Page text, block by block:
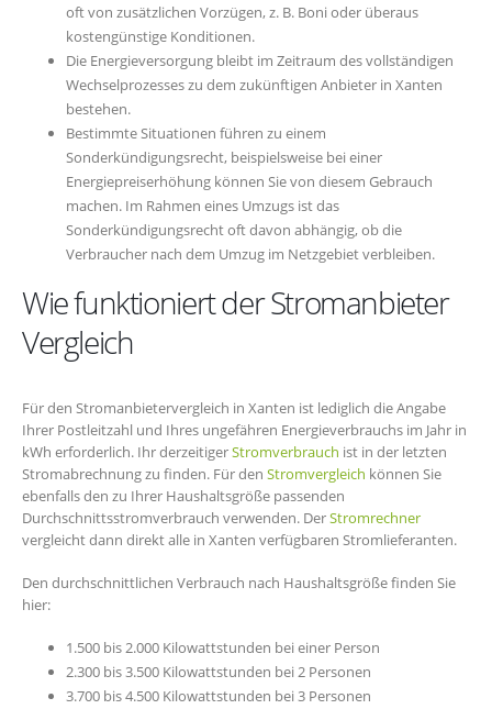
oft von zusätzlichen Vorzügen, z. B. Boni oder überaus
kostengünstige Konditionen.
Die Energieversorgung bleibt im Zeitraum des vollständigen
Wechselprozesses zu dem zukünftigen Anbieter in Xanten
bestehen.
Bestimmte Situationen führen zu einem
Sonderkündigungsrecht, beispielsweise bei einer
Energiepreiserhöhung können Sie von diesem Gebrauch
machen. Im Rahmen eines Umzugs ist das
Sonderkündigungsrecht oft davon abhängig, ob die
Verbraucher nach dem Umzug im Netzgebiet verbleiben.
Wie funktioniert der Stromanbieter
Vergleich
Für den Stromanbietervergleich in Xanten ist lediglich die Angabe
Ihrer Postleitzahl und Ihres ungefähren Energieverbrauchs im Jahr in
kWh erforderlich. Ihr derzeitigerStromverbrauch ist in der letzten
Stromabrechnung zu finden. Für den Stromvergleich können Sie
ebenfalls den zu Ihrer Haushaltsgröße passenden
Durchschnittsstromverbrauch verwenden. DerStromrechner
vergleicht dann direkt alle in Xanten verfügbaren Stromlieferanten.
Den durchschnittlichen Verbrauch nach Haushaltsgröße finden Sie
hier:
1.500 bis 2.000 Kilowattstunden bei einer Person
2.300 bis 3.500 Kilowattstunden bei 2 Personen
3.700 bis 4.500 Kilowattstunden bei 3 Personen